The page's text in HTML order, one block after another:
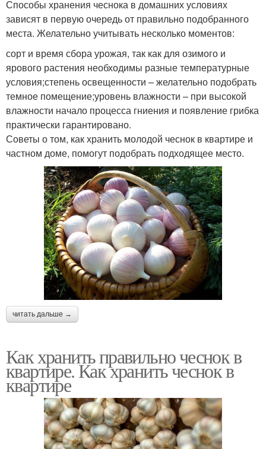
Способы хранения чеснока в домашних условиях
зависят в первую очередь от правильно подобранного
места. Желательно учитывать несколько моментов:
сорт и время сбора урожая, так как для озимого и
ярового растения необходимы разные температурные
условия;степень освещенности – желательно подобрать
темное помещение;уровень влажности – при высокой
влажности начало процесса гниения и появление грибка
практически гарантировано.
Советы о том, как хранить молодой чеснок в квартире и
частном доме, помогут подобрать подходящее место.
читать дальше →
Как хранить правильно чеснок в
квартире. Как хранить чеснок в
квартире